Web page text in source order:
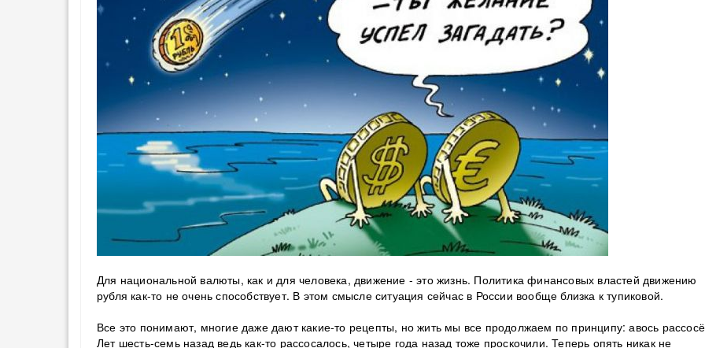
Для национальной валюты, как и для человека, движение - это жизнь. Политика финансовых властей движению
рубля как-то не очень способствует. В этом смысле ситуация сейчас в России вообще близка к тупиковой.
Все это понимают, многие даже дают какие-то рецепты, но жить мы все продолжаем по принципу: авось
Лет шесть-семь назад ведь как-то рассосалось, четыре года назад тоже проскочили. Теперь опять никак не